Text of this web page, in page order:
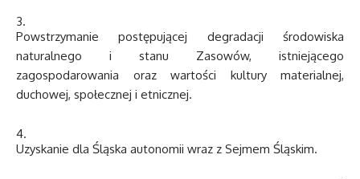
Powstrzymanie postępującej degradacji środowiska
naturalnego i stanu Zasowów, istniejącego
zagospodarowania oraz wartości kultury materialnej,
duchowej, społecznej i etnicznej.
Uzyskanie dla Śląska autonomii wraz z Sejmem Śląskim.